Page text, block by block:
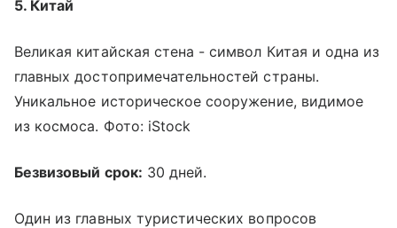
5. Китай
Великая китайская стена - символ Китая и одна из
главных достопримечательностей страны.
Уникальное историческое сооружение, видимое
из космоса. Фото: iStock
Безвизовый срок: 30 дней.
Один из главных туристических вопросов